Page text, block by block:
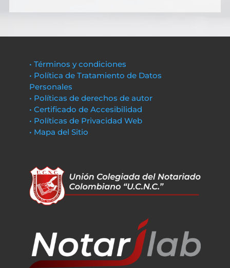
• Términos y condiciones
• Política de Tratamiento de Datos
Personales
• Políticas de derechos de autor
• Certificado de Accesibilidad
• Políticas de Privacidad Web
• Mapa del Sitio